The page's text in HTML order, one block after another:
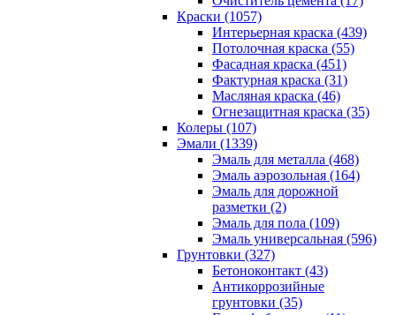
Краски (1057)
Интерьерная краска (439)
Потолочная краска (55)
Фасадная краска (451)
Фактурная краска (31)
Масляная краска (46)
Огнезащитная краска (35)
Колеры (107)
Эмали (1339)
Эмаль для металла (468)
Эмаль аэрозольная (164)
Эмаль для дорожной
разметки (2)
Эмаль для пола (109)
Эмаль универсальная (596)
Грунтовки (327)
Бетоноконтакт (43)
Антикоррозийные
грунтовки (35)